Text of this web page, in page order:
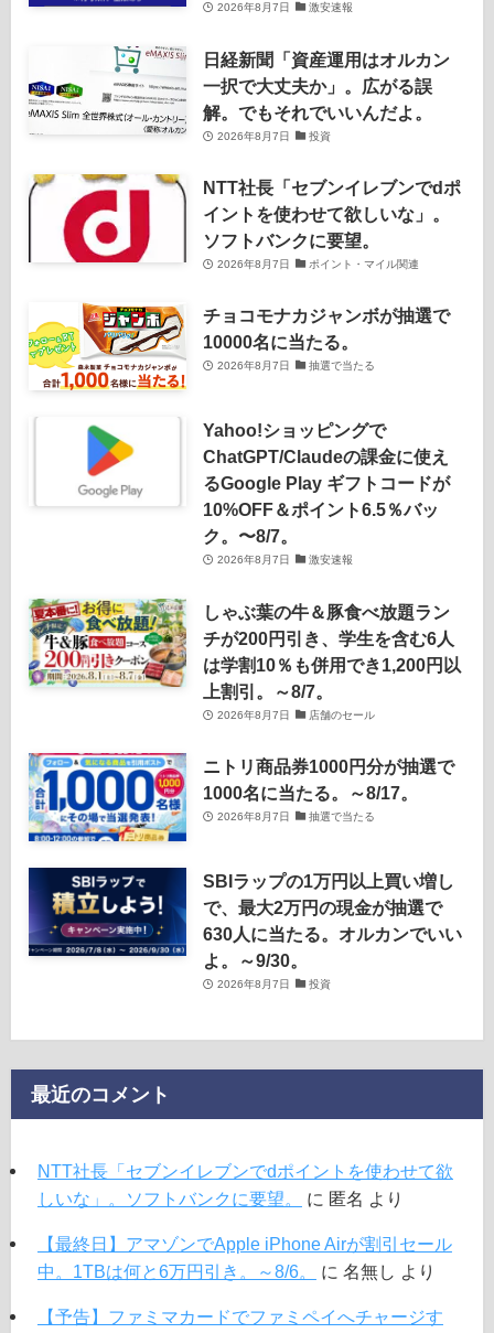
2026年8月7日 激安速報
日経新聞「資産運用はオルカン
一択で大丈夫か」。広がる誤
解。でもそれでいいんだよ。
2026年8月7日 投資
NTT社長「セブンイレブンでdポ
イントを使わせて欲しいな」。
ソフトバンクに要望。
2026年8月7日 ポイント・マイル関連
チョコモナカジャンボが抽選で
10000名に当たる。
2026年8月7日 抽選で当たる
Yahoo!ショッピングで
ChatGPT/Claudeの課金に使え
るGoogle Play ギフトコードが
10%OFF＆ポイント6.5％バッ
ク。〜8/7。
2026年8月7日 激安速報
しゃぶ葉の牛＆豚食べ放題ラン
チが200円引き、学生を含む6人
は学割10％も併用でき1,200円以
上割引。～8/7。
2026年8月7日 店舗のセール
ニトリ商品券1000円分が抽選で
1000名に当たる。～8/17。
2026年8月7日 抽選で当たる
SBIラップの1万円以上買い増し
で、最大2万円の現金が抽選で
630人に当たる。オルカンでいい
よ。～9/30。
2026年8月7日 投資
最近のコメント
NTT社長「セブンイレブンでdポイントを使わせて欲
しいな」。ソフトバンクに要望。
に 匿名 より
【最終日】アマゾンでApple iPhone Airが割引セール
中。1TBは何と6万円引き。～8/6。
に 名無し より
【予告】ファミマカードでファミペイへチャージす